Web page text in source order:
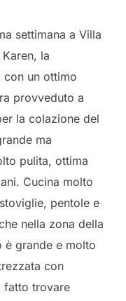
settimana a Villa
la
un ottimo
provveduto a
la colazione del
ma
pulita, ottima
Cucina molto
pentole e
nella zona della
è grande e molto
con
fatto trovare